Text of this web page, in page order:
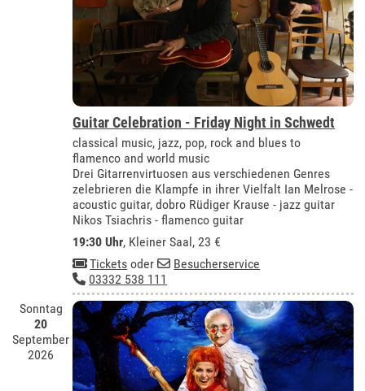
Guitar Celebration - Friday Night in Schwedt
classical music, jazz, pop, rock and blues to
flamenco and world music
Drei Gitarrenvirtuosen aus verschiedenen Genres
zelebrieren die Klampfe in ihrer Vielfalt Ian Melrose -
acoustic guitar, dobro Rüdiger Krause - jazz guitar
Nikos Tsiachris - flamenco guitar
19:30 Uhr, Kleiner Saal , 23 €
Tickets oder
Besucherservice
03332 538 111
Sonntag
20
September
2026